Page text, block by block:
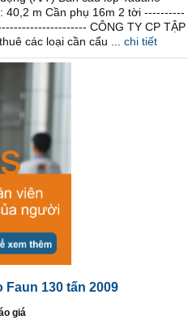
40,2 m Cần phụ 16m 2 tời ----------
CÔNG TY CP TẬP
các loại cần cẩu ...
chi tiết
Faun 130 tấn 2009
giá